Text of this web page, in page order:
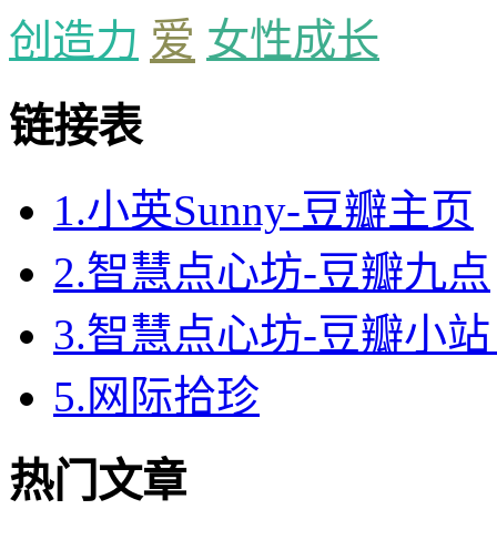
创造力 爱 女性成长
链接表
1.小英Sunny-豆瓣主页
2.智慧点心坊-豆瓣九点
3.智慧点心坊-豆瓣小
5.网际拾珍
热门文章